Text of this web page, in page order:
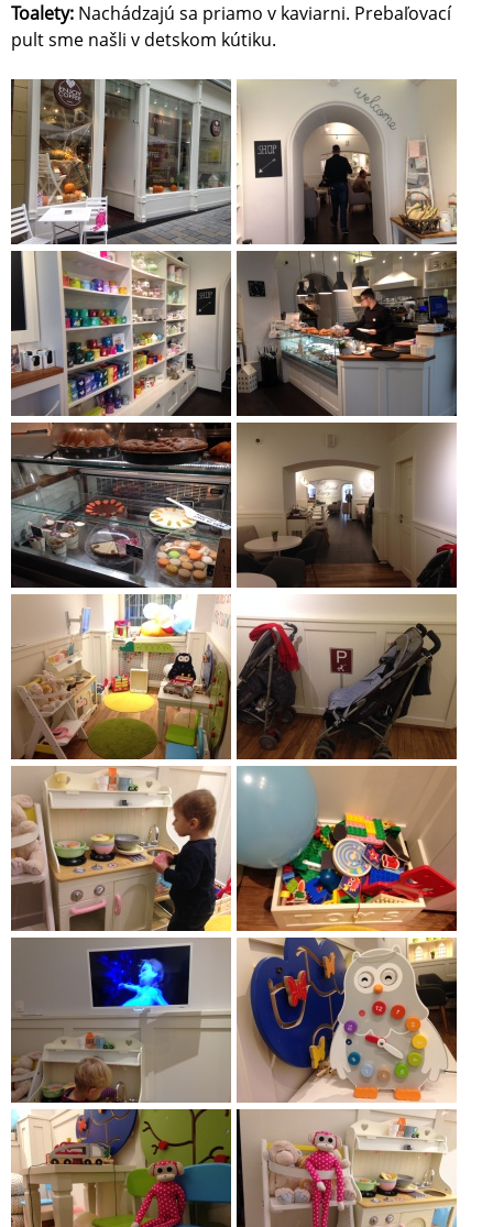
Toalety: Nachádzajú sa priamo v kaviarni. Prebaľovací
pult sme našli v detskom kútiku.